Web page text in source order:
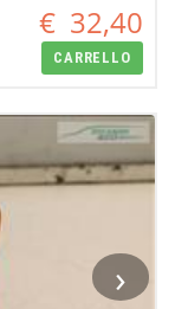
€ 32,40
CARRELLO
›